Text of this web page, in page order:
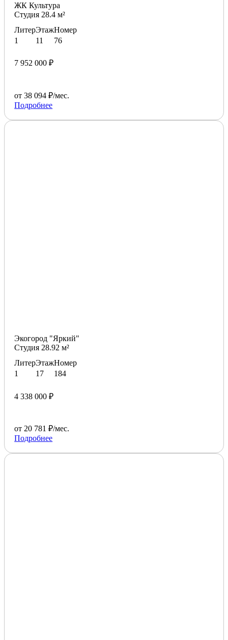
ЖК Культура
Студия 28.4 м²
Литер
1
Этаж
11
Номер
76
7 952 000 ₽
от 38 094 ₽/мес.
Подробнее
Экогород "Яркий"
Студия 28.92 м²
Литер
1
Этаж
17
Номер
184
4 338 000 ₽
от 20 781 ₽/мес.
Подробнее